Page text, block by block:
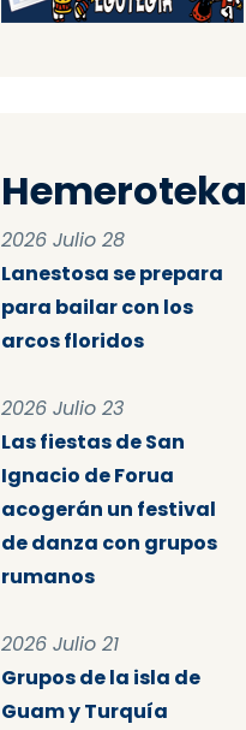
Hemeroteka
2026 Julio 28
Lanestosa se prepara
para bailar con los
arcos floridos
2026 Julio 23
Las fiestas de San
Ignacio de Forua
acogerán un festival
de danza con grupos
rumanos
2026 Julio 21
Grupos de la isla de
Guam y Turquía